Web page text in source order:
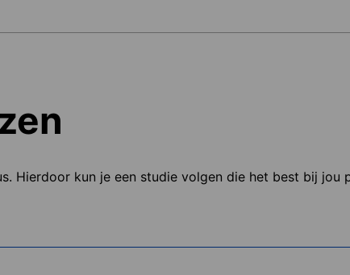
Hierdoor kun je een studie volgen die het best bij